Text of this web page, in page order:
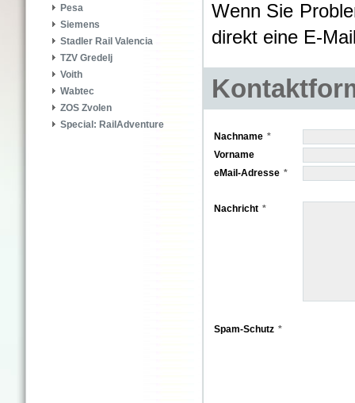
Pesa
Siemens
Stadler Rail Valencia
TZV Gredelj
Voith
Wabtec
ZOS Zvolen
Special: RailAdventure
Wenn Sie
direkt eine E-
Nachname
Vorname
eMail-Adresse
Nachricht
Spam-Schutz